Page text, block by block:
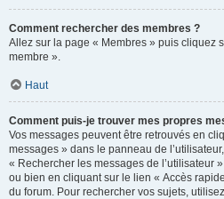
Comment rechercher des membres ?
Allez sur la page « Membres » puis cliquez
membre ».
Haut
Comment puis-je trouver mes propres
Vos messages peuvent être retrouvés en
messages » dans le panneau de
« Rechercher les messages de l’utilisateur
ou bien en cliquant sur le lien « Accès
du forum. Pour rechercher vos sujets,